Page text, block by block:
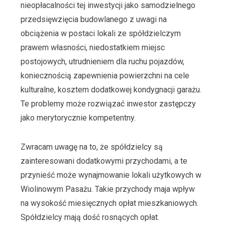
nieopłacalności tej inwestycji jako samodzielnego
przedsięwzięcia budowlanego z uwagi na
obciążenia w postaci lokali ze spółdzielczym
prawem własności, niedostatkiem miejsc
postojowych, utrudnieniem dla ruchu pojazdów,
koniecznością zapewnienia powierzchni na cele
kulturalne, kosztem dodatkowej kondygnacji garażu.
Te problemy może rozwiązać inwestor zastępczy
jako merytorycznie kompetentny.
Zwracam uwagę na to, że spółdzielcy są
zainteresowani dodatkowymi przychodami, a te
przynieść może wynajmowanie lokali użytkowych w
Wiolinowym Pasażu. Takie przychody maja wpływ
na wysokość miesięcznych opłat mieszkaniowych.
Spółdzielcy mają dość rosnących opłat.